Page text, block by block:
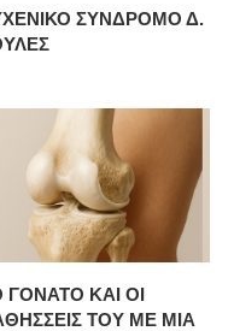
ΣΥΝΔΡΟΜΟ Δ.
ΓΟΝΑΤΟ ΚΑΙ ΟΙ
ΤΟΥ ΜΕ ΜΙΑ